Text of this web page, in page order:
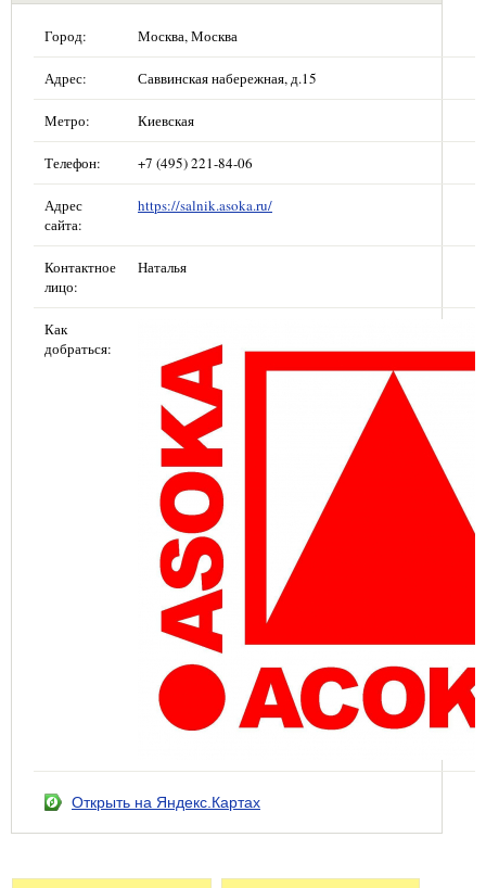
Город: Москва, Москва
Адрес: Саввинская набережная, д.15
Метро: Киевская
Телефон: +7 (495) 221-84-06
Адрес
сайта:
https://salnik.asoka.ru/
Контактное
лицо:
Наталья
Как
добраться:
Открыть на Яндекс.Картах